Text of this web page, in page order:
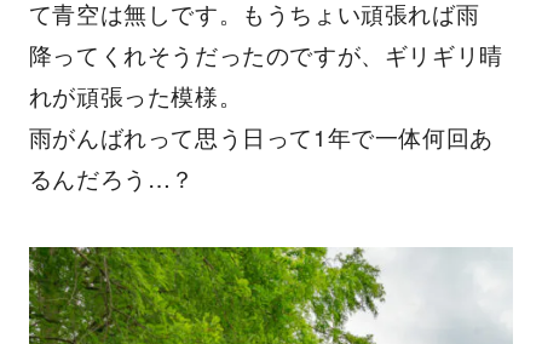
て青空は無しです。もうちょい頑張れば雨
降ってくれそうだったのですが、ギリギリ晴
れが頑張った模様。
雨がんばれって思う日って1年で一体何回あ
るんだろう…？